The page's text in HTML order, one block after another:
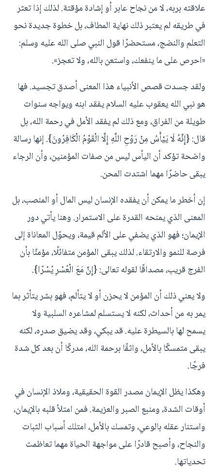
علاقته بربه، لا من نجاح عابر أو إشادة مؤقتة. لذلك إذا تعثر
في طريقه لم يعتبر ذلك نهاية المطاف، بل خطوة جديدة نحو
التعلم والنضج، مستحضرًا قول النبي صلى الله عليه وسلم:
«احرص على ما ينفعك، واستعن بالله، ولا تعجز».
ولقد جسدت قصص الأنبياء هذا المعنى أصدق تجسيد. فها
هو نبي الله يعقوب عليه السلام يفقد ابنه ويواجه سنوات
طويلة من الفراق، ومع ذلك لم يفقد الأمل في رحمة الله، بل
قال: {إِنَّهُ لَا يَيْأَسُ مِنْ رَوْحِ اللَّهِ إِلَّا الْقَوْمُ الْكَافِرُونَ}. إنها رسالة
واضحة تؤكد أن اليأس ليس من صفات المؤمنين، وأن الرجاء
يبقى حاضرًا مهما اشتدت المحن.
إن أخطر ما يمكن أن يفقده الإنسان ليس المال أو المنصب، بل
المعنى الذي يمنحه القدرة على الاستمرار. وهنا يأتي دور
الإيمان؛ فهو الذي يضفي على الألم قيمة، ويحوّل المعاناة إلى
فرصة للنمو والارتقاء. لذلك يبقى المؤمن متفائلًا، مؤمنًا بأن
الفرج قريب، مصداقًا لقوله تعالى: {إِنَّ مَعَ الْعُسْرِ يُسْرًا}.
ولا يعني ذلك أن المؤمن لا يحزن أو لا يتألم، فهو بشر يتأثر بما
يمر به من أحداث، لكنه لا يستسلم لمشاعره السلبية ولا
يسمح لها بالسيطرة عليه. قد يبكي، وقد يضيق صدره، لكنه
يبقى متمسكًا بالأمل، واثقًا برحمة الله، مدركًا أن بعد كل شدة
فرجًا.
وهكذا يظل الإيمان مصدر القوة الحقيقية، وملاذ الإنسان في
أوقات الشدة، ومنبع الصبر والعزيمة. فمن امتلأ قلبه بالإيمان،
واستنار عقله بالوعي، وتمسك بالأمل، امتلك أسباب الثبات
والنجاح، وأصبح قادرًا على مواجهة الحياة مهما تعاظمت
تحدياتها.